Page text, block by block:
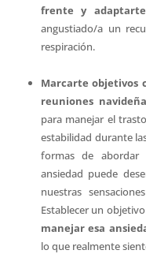
frente y
angustiado/a un
respiración.
Marcarte objetivos
reuniones
para manejar el
estabilidad durante
formas de abordar
ansiedad puede
nuestras
Establecer un
manejar esa
lo que realmente